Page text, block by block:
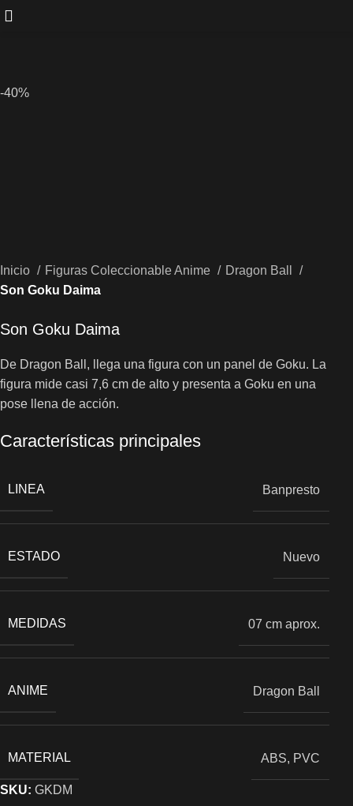
-40%
Inicio Figuras Coleccionable Anime
Dragon Ball
Son Goku Daima
Son Goku Daima
De Dragon Ball, llega una figura con un panel de Goku. La
figura mide casi 7,6 cm de alto y presenta a Goku en una
pose llena de acción.
Características principales
LINEA Banpresto
ESTADO Nuevo
MEDIDAS 07 cm aprox.
ANIME Dragon Ball
MATERIAL ABS, PVC
SKU:GKDM